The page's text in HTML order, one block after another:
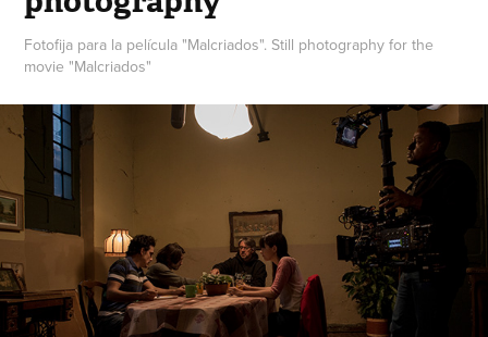
Fotofija para la película "Malcriados". Still photography for the
movie "Malcriados"